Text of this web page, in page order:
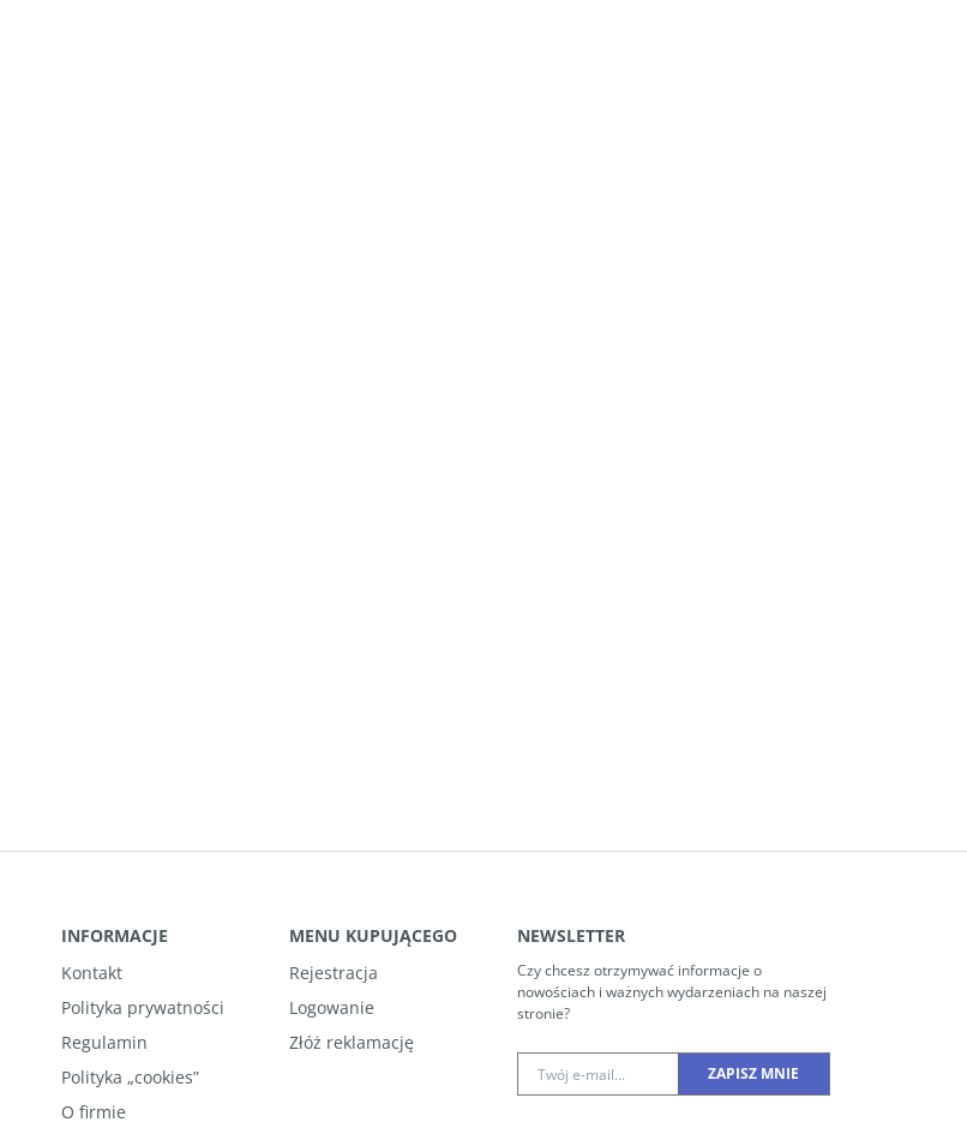
INFORMACJE
Kontakt
Polityka prywatności
Regulamin
Polityka „cookies”
O firmie
MENU KUPUJĄCEGO
Rejestracja
Logowanie
Złóż reklamację
NEWSLETTER
Czy chcesz otrzymywać informacje o
nowościach i ważnych wydarzeniach na naszej
stronie?